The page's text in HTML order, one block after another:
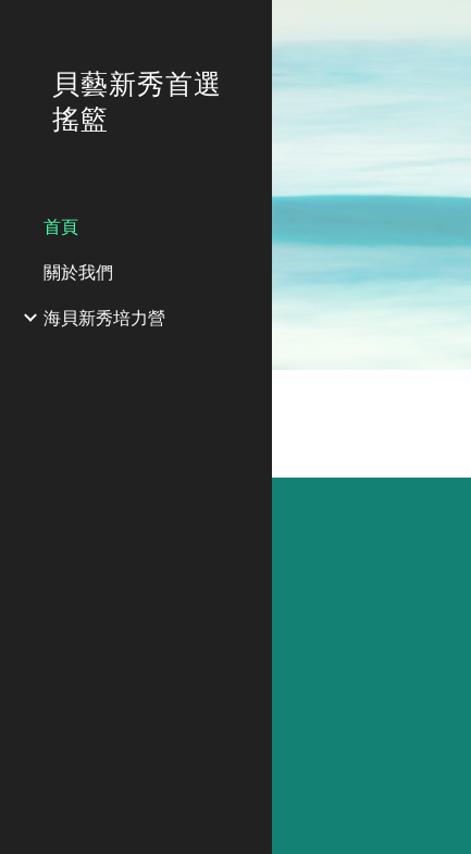
貝藝新秀首選
搖籃
首頁
關於我們
海貝新秀培力營